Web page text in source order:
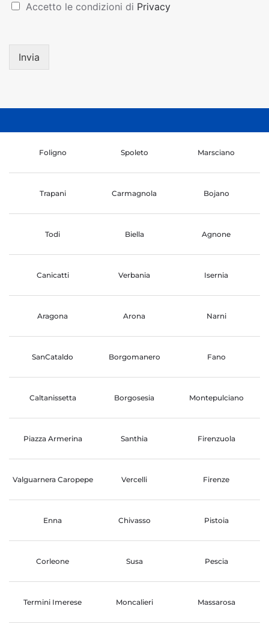
Accetto le condizioni di Privacy
Invia
Foligno Spoleto Marsciano
Trapani Carmagnola Bojano
Todi Biella Agnone
Canicatti Verbania Isernia
Aragona Arona Narni
SanCataldo Borgomanero Fano
Caltanissetta Borgosesia Montepulciano
Piazza Armerina Santhia Firenzuola
Valguarnera Caropepe Vercelli Firenze
Enna Chivasso Pistoia
Corleone Susa Pescia
Termini Imerese Moncalieri Massarosa